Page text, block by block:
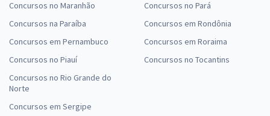
Concursos no Maranhão
Concursos na Paraíba
Concursos em Pernambuco
Concursos no Piauí
Concursos no Rio Grande do
Norte
Concursos em Sergipe
Concursos no Pará
Concursos em Rondônia
Concursos em Roraima
Concursos no Tocantins